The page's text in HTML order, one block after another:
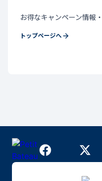
お得なキャンペーン情報
トップページへ